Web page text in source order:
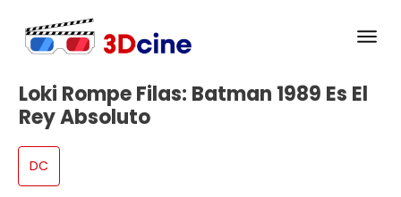
Loki Rompe Filas: Batman 1989 Es El
Rey Absoluto
DC